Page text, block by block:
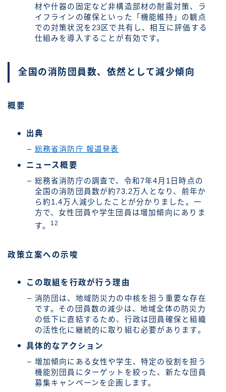
材や什器の固定など非構造部材の耐震対策、ラ
イフラインの確保といった「機能維持」の観点
での対策状況を23区で共有し、相互に評価する
仕組みを導入することが有効です。
全国の消防団員数、依然として減少傾向
概要
出典
総務省消防庁 報道発表
ニュース概要
総務省消防庁の調査で、令和7年4月1日時点の
全国の消防団員数が約73.2万人となり、前年か
ら約1.4万人減少したことが分かりました。一
方で、女性団員や学生団員は増加傾向にありま
す。
12
政策立案への示唆
この取組を行政が行う理由
消防団は、地域防災力の中核を担う重要な存在
です。その団員数の減少は、地域全体の防災力
の低下に直結するため、行政は団員確保と組織
の活性化に継続的に取り組む必要があります。
具体的なアクション
増加傾向にある女性や学生、特定の役割を担う
機能別団員にターゲットを絞った、新たな団員
募集キャンペーンを企画します。